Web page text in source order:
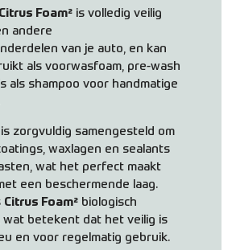
Citrus Foam² is volledig veilig
andere
van je auto, en kan
als voorwasfoam, pre-wash
als shampoo voor handmatige
zorgvuldig samengesteld om
waxlagen en sealants
wat het perfect maakt
een beschermende laag.
Citrus Foam² biologisch
wat betekent dat het veilig is
en voor regelmatig gebruik.